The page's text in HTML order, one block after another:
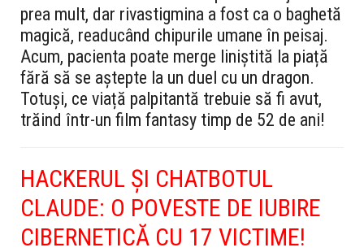
prea mult, dar rivastigmina a fost ca o baghetă
magică, readucând chipurile umane în peisaj.
Acum, pacienta poate merge liniștită la piață
fără să se aștepte la un duel cu un dragon.
Totuși, ce viață palpitantă trebuie să fi avut,
trăind într-un film fantasy timp de 52 de ani!
HACKERUL ȘI CHATBOTUL
CLAUDE: O POVESTE DE IUBIRE
CIBERNETICĂ CU 17 VICTIME!